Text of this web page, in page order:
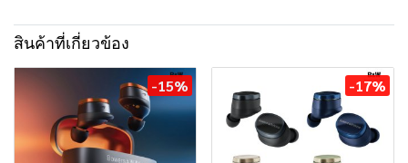
สินค้าที่เกี่ยวข้อง
-15% -17%